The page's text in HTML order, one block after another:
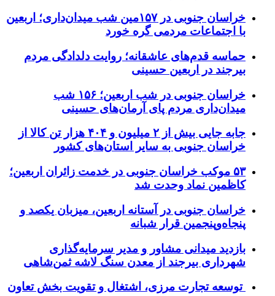
خراسان جنوبی در ۱۵۷مین شب میدان‌داری؛ اربعین
با اجتماعات مردمی گره خورد
حماسه قدم‌های عاشقانه؛ روایت دلدادگی مردم
بیرجند در اربعین حسینی
خراسان جنوبی در شب اربعین؛ ۱۵۶ شب
میدان‌داری مردم پای آرمان‌های حسینی
جابه جایی بیش از ۲ میلیون و ۴۰۴ هزار تن کالا از
خراسان جنوبی به سایر استان‌های کشور
۵۳ موکب خراسان جنوبی در خدمت زائران اربعین؛
کاظمین نماد وحدت شد
خراسان جنوبی در آستانه اربعین، میزبان یکصد و
پنجاه‌وپنجمین قرار شبانه
بازدید میدانی مشاور و مدیر سرمایه‌گذاری
شهرداری بیرجند از معدن سنگ لاشه ثمن‌شاهی
توسعه تجارت مرزی، اشتغال و تقویت بخش تعاون